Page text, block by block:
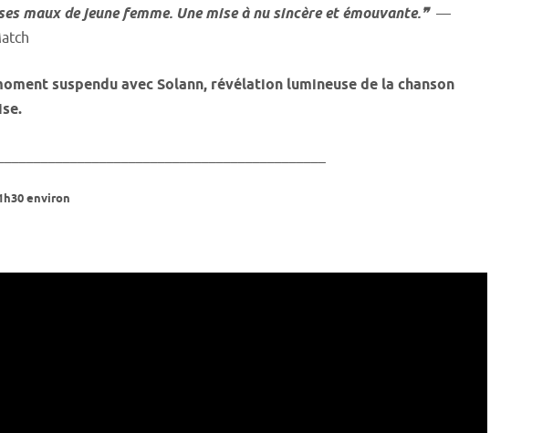
maux de jeune femme. Une mise à nu sincère et émouvante.❞—
suspendu avec Solann, révélation lumineuse de la chanson
environ